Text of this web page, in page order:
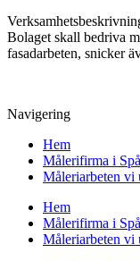
Bolaget skall bedriva
fasadarbeten, snicker
Navigering
Hem
Målerifirma i
Måleriarbeten vi
Hem
Målerifirma i
Måleriarbeten vi